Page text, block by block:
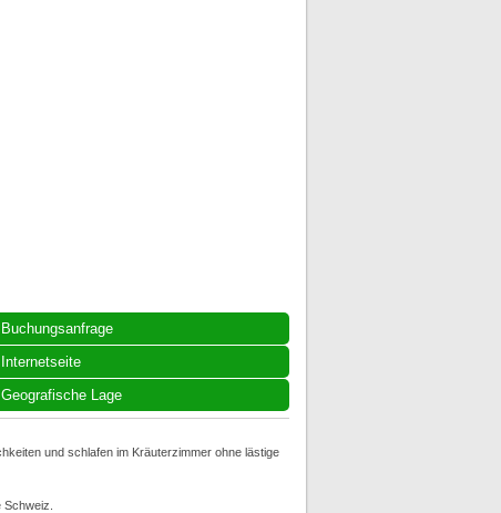
Buchungsanfrage
Internetseite
Geografische Lage
und schlafen im Kräuterzimmer ohne lästige